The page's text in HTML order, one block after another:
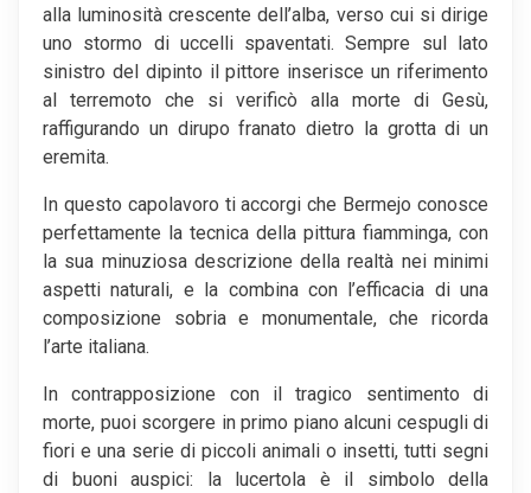
alla luminosità crescente dell’alba, verso cui si dirige
uno stormo di uccelli spaventati. Sempre sul lato
sinistro del dipinto il pittore inserisce un riferimento
al terremoto che si verificò alla morte di Gesù,
raffigurando un dirupo franato dietro la grotta di un
eremita.
In questo capolavoro ti accorgi che Bermejo conosce
perfettamente la tecnica della pittura fiamminga, con
la sua minuziosa descrizione della realtà nei minimi
aspetti naturali, e la combina con l’efficacia di una
composizione sobria e monumentale, che ricorda
l’arte italiana.
In contrapposizione con il tragico sentimento di
morte, puoi scorgere in primo piano alcuni cespugli di
fiori e una serie di piccoli animali o insetti, tutti segni
di buoni auspici: la lucertola è il simbolo della